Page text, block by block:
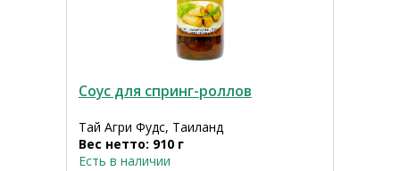
Соус для спринг-роллов
Тай Агри Фудс, Таиланд
Вес нетто: 910 г
Есть в наличии